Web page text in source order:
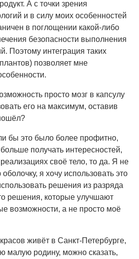
А с точки зрения
и в силу моих особенностей
в поглощении какой-либо
безопасности выполнения
Поэтому интеграция таких
позволяет мне
просто мозг в капсулу
его на максимум, оставив
бы это было более профитно,
получать интересностей,
своё тело, то да. Я не
я хочу использовать это
решения из разряда
решения, которые улучшают
возможности, а не просто моё
живёт в Санкт-Петербурге,
малую родину, можно сказать,